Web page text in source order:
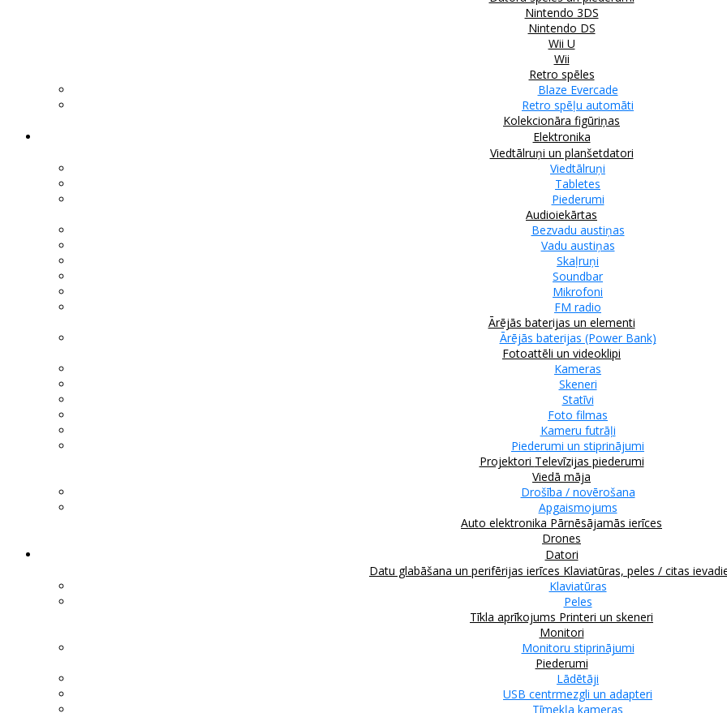
Nintendo 3DS
Nintendo DS
Wii U
Wii
Retro spēles
Blaze Evercade
Retro spēļu automāti
Kolekcionāra figūriņas
Elektronika
Viedtālruņi un planšetdatori
Viedtālruņi
Tabletes
Piederumi
Audioiekārtas
Bezvadu austiņas
Vadu austiņas
Skaļruņi
Soundbar
Mikrofoni
FM radio
Ārējās baterijas un elementi
Ārējās baterijas (Power Bank)
Fotoattēli un videoklipi
Kameras
Skeneri
Statīvi
Foto filmas
Kameru futrāļi
Piederumi un stiprinājumi
Projektori Televīzijas piederumi
Viedā māja
Drošība / novērošana
Apgaismojums
Auto elektronika Pārnēsājamās ierīces
Drones
Datori
Datu glabāšana un perifērijas ierīces Klaviatūras, peles / citas
Klaviatūras
Peles
Tīkla aprīkojums Printeri un skeneri
Monitori
Monitoru stiprinājumi
Piederumi
Lādētāji
USB centrmezgli un adapteri
Tīmekļa kameras